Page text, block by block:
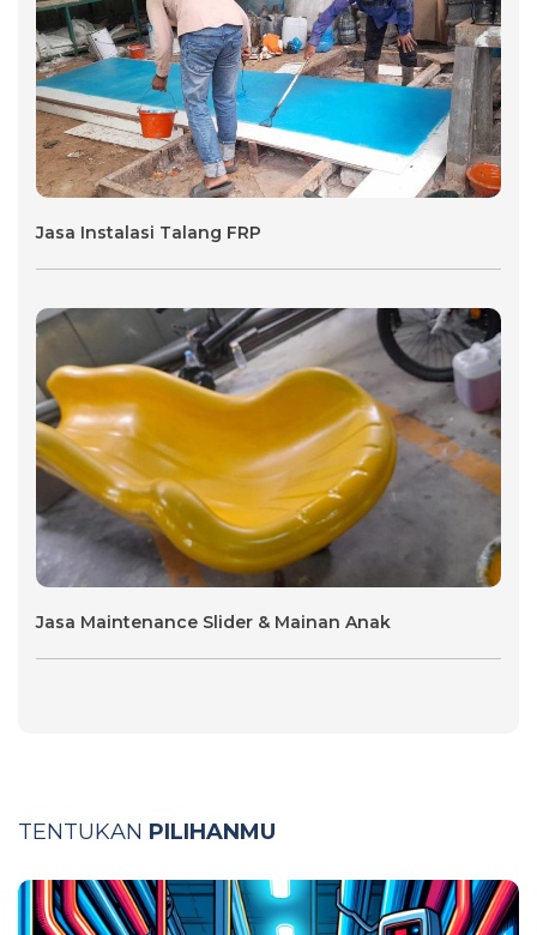
Jasa Instalasi Talang FRP
Jasa Maintenance Slider & Mainan Anak
TENTUKAN PILIHANMU